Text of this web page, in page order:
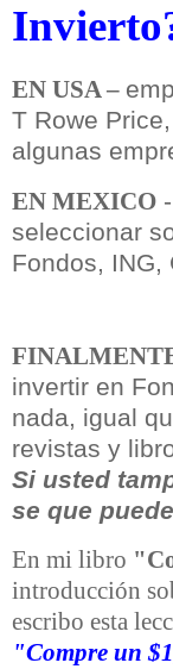
EN USA –
T Rowe
algunas
EN MEXICO
seleccionar
Fondos, ING,
invertir en
nada, igual
revistas y
Si usted
se que
En mi libro
introducción
escribo esta
"Compre un